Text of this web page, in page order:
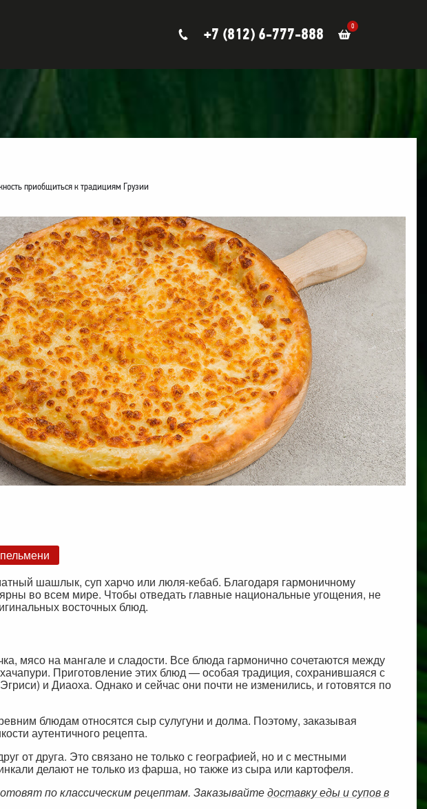
0
+7 (812) 6-777-888
приобщиться к традициям Грузии
шашлык, суп харчо или люля-кебаб. Благодаря гармоничному
во всем мире. Чтобы отведать главные национальные угощения, не
восточных блюд.
мясо на мангале и сладости. Все блюда гармонично сочетаются между
Приготовление этих блюд — особая традиция, сохранившаяся с
и Диаоха. Однако и сейчас они почти не изменились, и готовятся по
блюдам относятся сыр сулугуни и долма. Поэтому, заказывая
аутентичного рецепта.
от друга. Это связано не только с географией, но и с местными
делают не только из фарша, но также из сыра или картофеля.
по классическим рецептам. Заказывайтедоставку еды и супов в